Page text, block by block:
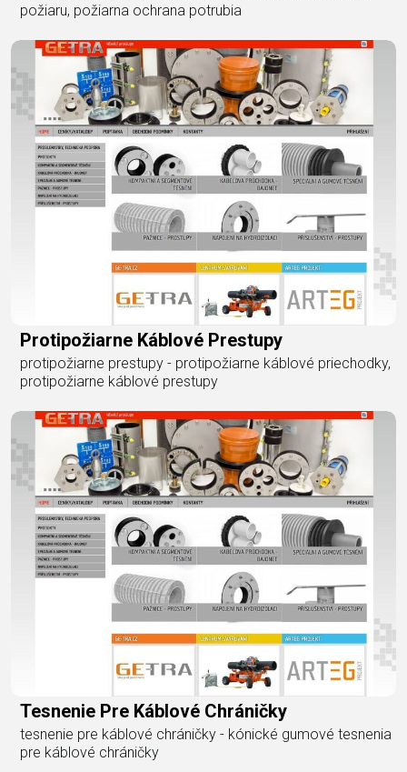
požiaru, požiarna ochrana potrubia
Protipožiarne Káblové Prestupy
protipožiarne prestupy - protipožiarne káblové priechodky,
protipožiarne káblové prestupy
Tesnenie Pre Káblové Chráničky
tesnenie pre káblové chráničky - kónické gumové tesnenia
pre káblové chráničky